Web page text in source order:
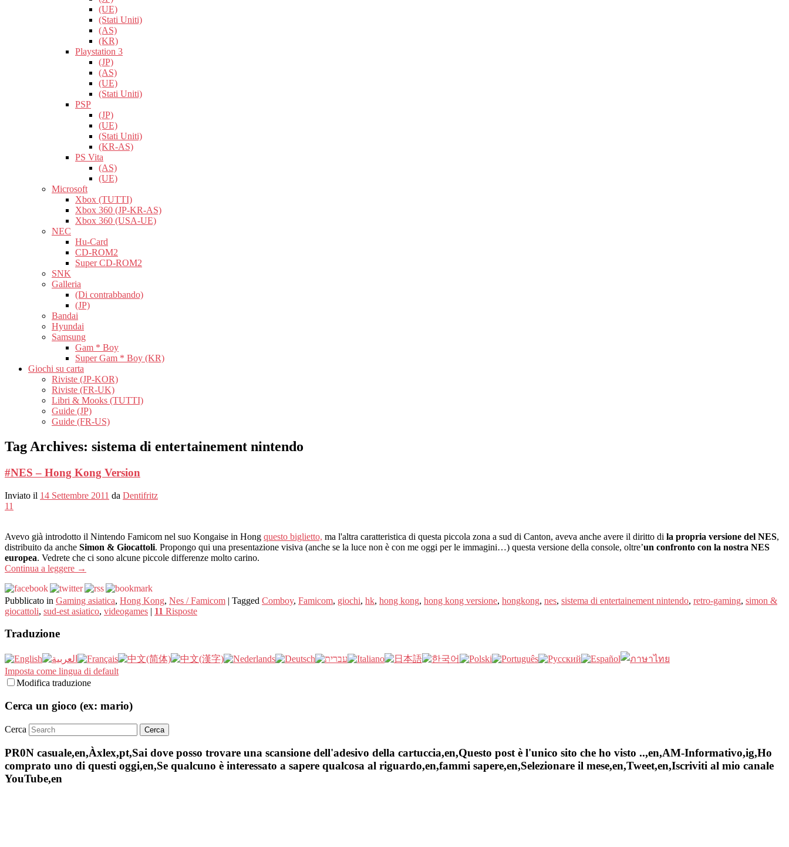
(UE)
(Stati Uniti)
(AS)
(KR)
Playstation 3
(JP)
(AS)
(UE)
(Stati Uniti)
PSP
(JP)
(UE)
(Stati Uniti)
(KR-AS)
PS Vita
(AS)
(UE)
Microsoft
Xbox (TUTTI)
Xbox 360 (JP-KR-AS)
Xbox 360 (USA-UE)
NEC
Hu-Card
CD-ROM2
Super CD-ROM2
SNK
Galleria
(Di contrabbando)
(JP)
Bandai
Hyundai
Samsung
Gam * Boy
Super Gam * Boy (KR)
Giochi su carta
Riviste (JP-KOR)
Riviste (FR-UK)
Libri & Mooks (TUTTI)
Guide (JP)
Guide (FR-US)
Tag Archives: sistema di entertainement nintendo
#NES – Hong Kong Version
Inviato il 14 Settembre 2011 da Dentifritz
11
Avevo già introdotto il Nintendo Famicom nel suo Kongaise in Hong questo biglietto, ma l'altra caratteristica di questa piccola zona a sud di Canton, aveva anche avere il diritto di la propria versione del NES,
distribuito da anche Simon & Giocattoli. Propongo qui una presentazione visiva (anche se la luce non è con me oggi per le immagini…) questa versione della console, oltre’un confronto con la nostra NES
europea. Vedrete che ci sono alcune piccole differenze molto carino.
Continua a leggere →
Pubblicato in Gaming asiatica, Hong Kong, Nes / Famicom | Tagged Comboy, Famicom, giochi, hk, hong kong, hong kong versione, hongkong, nes, sistema di entertainement nintendo, retro-gaming, simon &
giocattoli, sud-est asiatico, videogames | 11 Risposte
Traduzione
Imposta come lingua di default
Modifica traduzione
Cerca un gioco (ex: mario)
Cerca
PR0N casuale,en,Àxlex,pt,Sai dove posso trovare una scansione dell'adesivo della cartuccia,en,Questo post è l'unico sito che ho visto ..,en,AM-Informativo,ig,Ho
comprato uno di questi oggi,en,Se qualcuno è interessato a sapere qualcosa al riguardo,en,fammi sapere,en,Selezionare il mese,en,Tweet,en,Iscriviti al mio canale
YouTube,en